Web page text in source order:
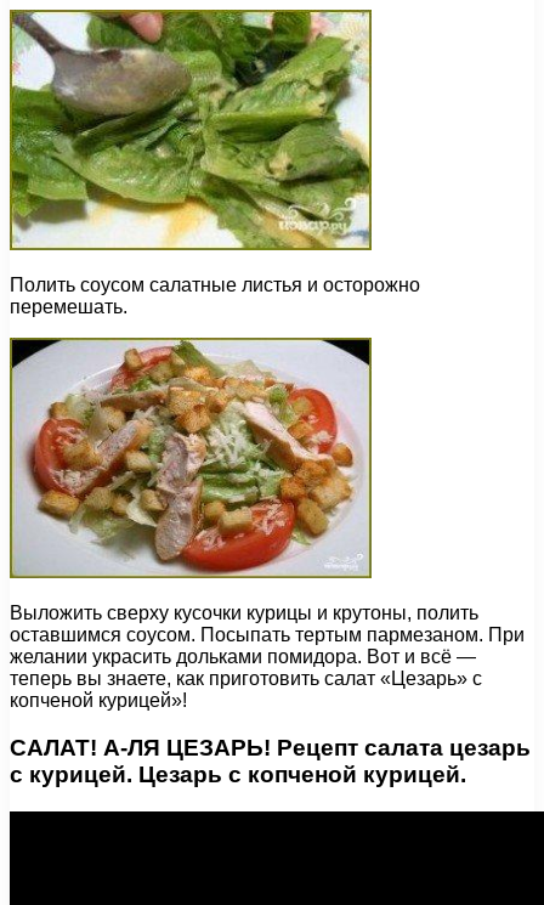
Полить соусом салатные листья и осторожно
перемешать.
Выложить сверху кусочки курицы и крутоны, полить
оставшимся соусом. Посыпать тертым пармезаном. При
желании украсить дольками помидора. Вот и всё —
теперь вы знаете, как приготовить салат «Цезарь» с
копченой курицей»!
САЛАТ! А-ЛЯ ЦЕЗАРЬ! Рецепт салата цезарь
с курицей. Цезарь с копченой курицей.